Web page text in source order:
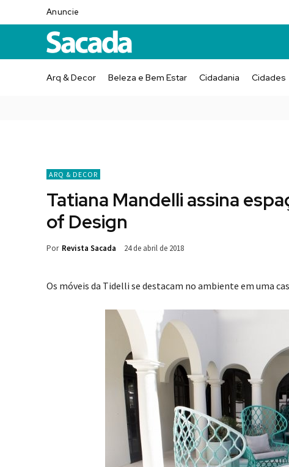
Anuncie
Arq & Decor Beleza e Bem Estar Cidadania Cidades
ARQ & DECOR
Tatiana Mandelli assina
of Design
Por Revista Sacada 24 de abril de 2018
Os móveis da Tidelli se destacam no ambiente em uma